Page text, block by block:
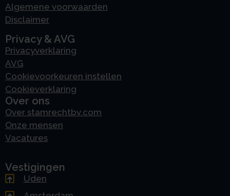
Algemene voorwaarden
Disclaimer
Privacy & AVG
Privacyverklaring
AVG
Cookievoorkeuren instellen
Cookieverklaring
Over ons
Over stamrechtbv.com
Onze mensen
Vacatures
Vestigingen
Uden